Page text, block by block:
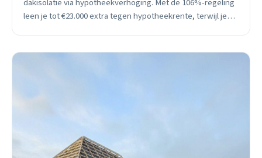
dakisolatie via hypotheekverhoging. Met de 106%-regeling
leen je tot €23.000 extra tegen hypotheekrente, terwijl je